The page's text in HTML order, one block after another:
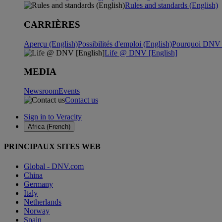
Rules and standards (English)
CARRIÈRES
Aperçu (English)Possibilités d'emploi (English)Pourquoi DNV
Life @ DNV [English]
MEDIA
NewsroomEvents
Contact us
Sign in to Veracity
Africa (French)
PRINCIPAUX SITES WEB
Global - DNV.com
China
Germany
Italy
Netherlands
Norway
Spain